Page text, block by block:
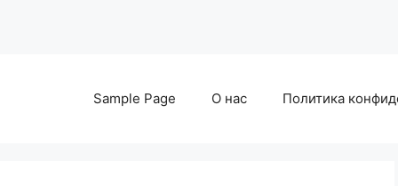
Sample Page О нас Политика